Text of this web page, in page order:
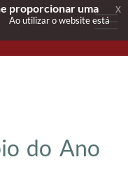
do Ano
proporcionar uma
Ao utilizar o website está
x